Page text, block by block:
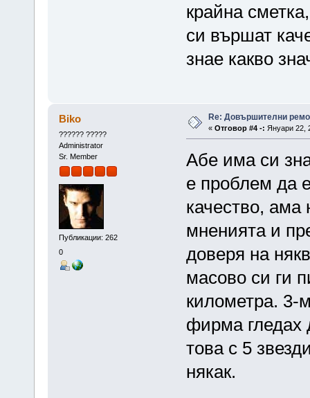
крайна
си вършат
знае какво
Biko
?????? ?????
Administrator
Sr. Member
Публикации: 262
0
Re: Довършителни
« Отговор #4 -: Януари 22,
Абе има си
е проблем да
качество, ама
мненията и
доверя на
масово си ги
километра. 3-
фирма гледах
това с 5
някак.